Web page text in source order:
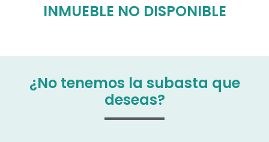
INMUEBLE NO DISPONIBLE
¿No tenemos la subasta que
deseas?